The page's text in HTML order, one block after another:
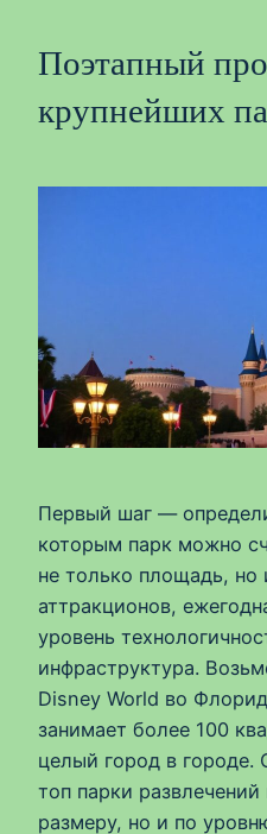
Поэтапный
крупнейших
Первый шаг —
которым парк можно
не только площадь, но
аттракционов,
уровень
инфраструктура.
Disney World во
занимает более 100
целый город в городе.
топ парки
размеру, но и по